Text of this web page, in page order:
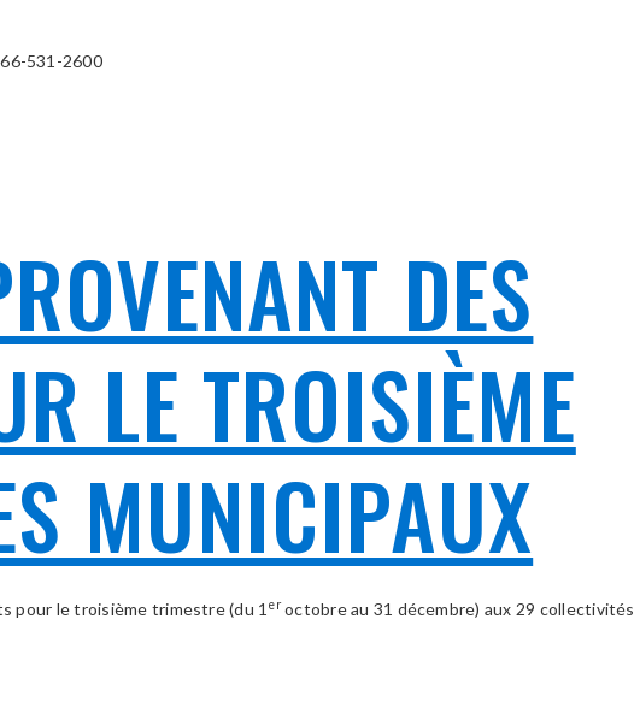
531-2600
DES
LE TROISIÈME
MUNICIPAUX
pour le troisième trimestre (du 1 eroctobre au 31 décembre) aux 29 collectivités